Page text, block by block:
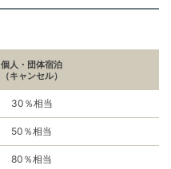
個人・団体宿泊
（キャンセル）
30％相当
50％相当
80％相当